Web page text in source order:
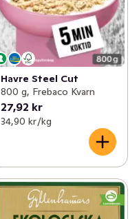
Havre Steel Cut
800 g, Frebaco Kvarn
27,92 kr
34,90 kr /kg